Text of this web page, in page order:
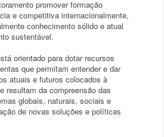
promover formação
e competitiva internacionalmente,
conhecimento sólido e atual
sustentável.
orientado para dotar recursos
que permitam entender e dar
atuais e futuros colocados à
resultam da compreensão das
globais, naturais, sociais e
de novas soluções e políticas